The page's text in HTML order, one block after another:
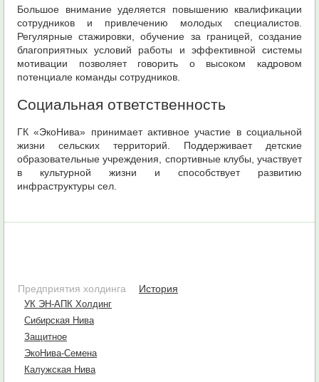
Большое внимание уделяется повышению квалификации
сотрудников и привлечению молодых специалистов.
Регулярные стажировки, обучение за границей, создание
благоприятных условий работы и эффективной системы
мотивации позволяет говорить о высоком кадровом
потенциале команды сотрудников.
Социальная ответственность
ГК «ЭкоНива» принимает активное участие в социальной
жизни сельских территорий. Поддерживает детские
образовательные учреждения, спортивные клубы, участвует
в культурной жизни и способствует развитию
инфраструктуры сел.
Предприятия холдинга
УК ЭН-АПК Холдинг
Сибирская Нива
Защитное
ЭкоНива-Семена
Калужская Нива
История